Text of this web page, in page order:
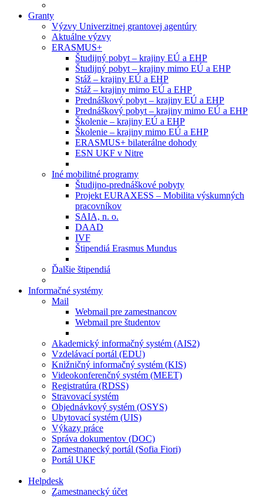
Granty
Výzvy Univerzitnej grantovej agentúry
Aktuálne výzvy
ERASMUS+
Študijný pobyt – krajiny EÚ a EHP
Študijný pobyt – krajiny mimo EÚ a EHP
Stáž – krajiny EÚ a EHP
Stáž – krajiny mimo EÚ a EHP
Prednáškový pobyt – krajiny EÚ a EHP
Prednáškový pobyt – krajiny mimo EÚ a EHP
Školenie – krajiny EÚ a EHP
Školenie – krajiny mimo EÚ a EHP
ERASMUS+ bilaterálne dohody
ESN UKF v Nitre
Iné mobilitné programy
Študijno-prednáškové pobyty
Projekt EURAXESS – Mobilita výskumných
pracovníkov
SAIA, n. o.
DAAD
IVF
Štipendiá Erasmus Mundus
Ďalšie štipendiá
Informačné systémy
Mail
Webmail pre zamestnancov
Webmail pre študentov
Akademický informačný systém (AIS2)
Vzdelávací portál (EDU)
Knižničný informačný systém (KIS)
Videokonferenčný systém (MEET)
Registratúra (RDSS)
Stravovací systém
Objednávkový systém (OSYS)
Ubytovací systém (UIS)
Výkazy práce
Správa dokumentov (DOC)
Zamestnanecký portál (Sofia Fiori)
Portál UKF
Helpdesk
Zamestnanecký účet